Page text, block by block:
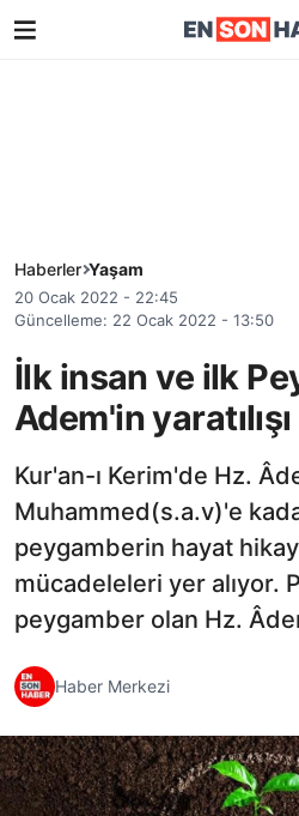
Haberler Yaşam
20 Ocak 2022 - 22:45
Güncelleme: 22 Ocak 2022 - 13:50
İlk insan ve ilk
Adem'in yaratılışı
Kur'an-ı Kerim'de Hz.
Muhammed(s.a.v)'e
peygamberin hayat
mücadeleleri yer alıyor.
peygamber olan Hz.
Haber Merkezi